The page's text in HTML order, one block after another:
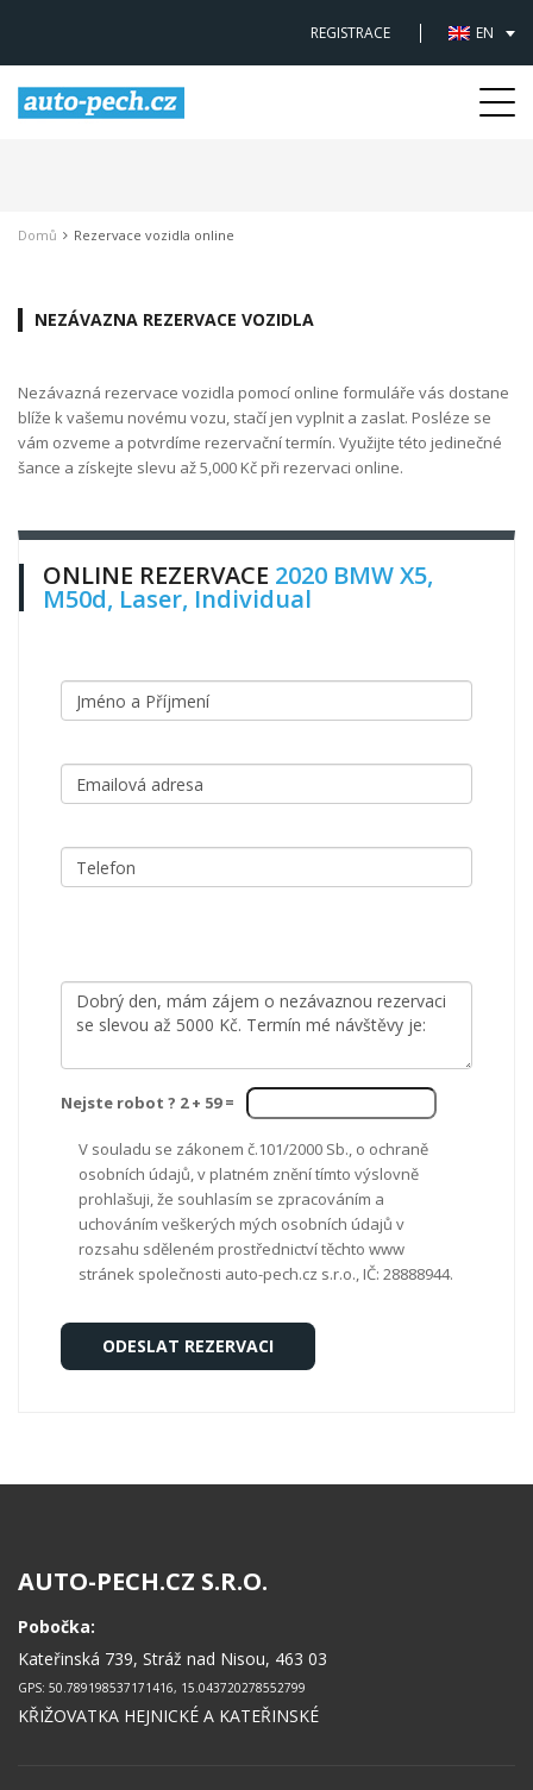
REGISTRACE EN
Domů Rezervace vozidla online
NEZÁVAZNA REZERVACE VOZIDLA
Nezávazná rezervace vozidla pomocí online formuláře vás dostane
blíže k vašemu novému vozu, stačí jen vyplnit a zaslat. Posléze se
vám ozveme a potvrdíme rezervační termín. Využijte této jedinečné
šance a získejte slevu až 5,000 Kč při rezervaci online.
ONLINE REZERVACE 2020 BMW X5,
M50d, Laser, Individual
Nejste robot ? 2 + 59=
V souladu se zákonem č.101/2000 Sb., o ochraně
osobních údajů, v platném znění tímto výslovně
prohlašuji, že souhlasím se zpracováním a
uchováním veškerých mých osobních údajů v
rozsahu sděleném prostřednictví těchto www
stránek společnosti auto-pech.cz s.r.o., IČ: 28888944.
AUTO-PECH.CZ S.R.O.
Pobočka:
Kateřinská 739, Stráž nad Nisou, 463 03
GPS: 50.789198537171416, 15.043720278552799
KŘIŽOVATKA HEJNICKÉ A KATEŘINSKÉ